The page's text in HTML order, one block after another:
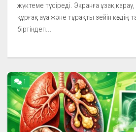
жүктеме түсіреді. Экранға ұзақ
құрғақ ауа және тұрақты зейін көздің
біртіндеп...
1